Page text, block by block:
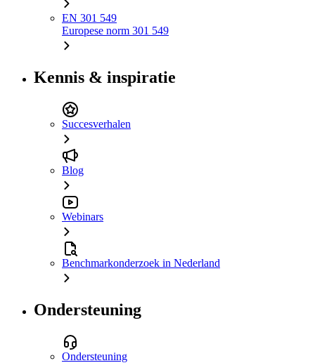
EN 301 549
Europese norm 301 549
Kennis & inspiratie
Succesverhalen
Blog
Webinars
Benchmarkonderzoek in Nederland
Ondersteuning
Ondersteuning